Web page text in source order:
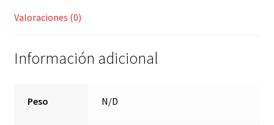
Valoraciones (0)
Información adicional
Peso N/D